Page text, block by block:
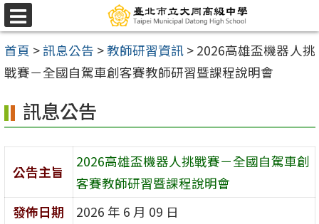
跳
至
主
要
容
區
選
單
首頁 >訊息公告 >教師研習資訊 > 2026高雄盃機器人挑
戰賽－全國自駕車創客賽教師研習暨課程說明會
訊息公告
公告主旨
2026高雄盃機器人挑戰賽－全國自駕車創
客賽教師研習暨課程說明會
發佈日期
2026 年 6 月 09 日